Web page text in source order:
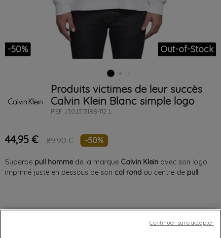
-50% Out-of-Stock
Produits victimes de leur succès
Calvin Klein Blanc simple logo
REF J30J313188-112 L
44,95 € 89,90 € -50%
Superbe pull homme de la marque Calvin Klein avec son logo
imprimé juste en dessous de son col rond au centre de pull .
mercredi 12/08/26
Continuer sans accepter